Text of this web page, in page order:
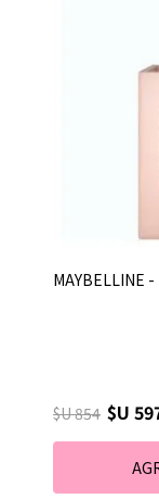
MAYBELLINE
$U 854 $U